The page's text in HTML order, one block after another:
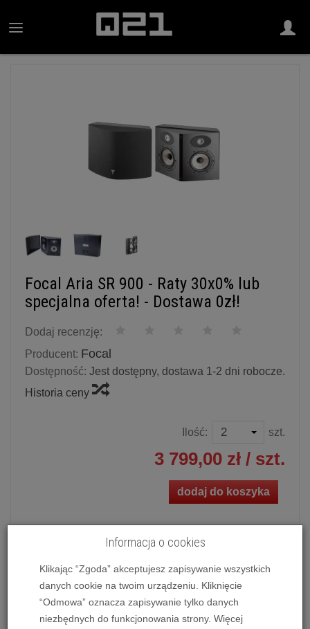
Focal Aria SR 900 - Raty 30x0% lub
specjalna oferta! - Dostawa 0zł!
Dodaj recenzję:
Producent: Focal
Dostępność: Jest dostępny, dostawa 1-2 dni robocze.
Historia ceny
Ilość: szt.
3 799,00 zł / szt.
dodaj do koszyka
Kolumna efektowa Focal Aria SR 900
Możliwość zakupu produktu w bezpłatnym systemie
ratalnym 0% na 10, 20 i 30 miesięcy lub specjalna oferta!
Informacja o cookies
Klikając “Zgoda” akceptujesz zapisywanie wszystkich
danych cookie na twoim urządzeniu. Kliknięcie
“Odmowa” oznacza zapisywanie tylko danych
niezbędnych do funkcjonowania strony. Więcej